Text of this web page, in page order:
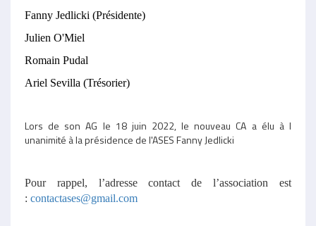
Fanny Jedlicki (Présidente)
Julien O'Miel
Romain Pudal
Ariel Sevilla (Trésorier)
Lors de son AG le 18 juin 2022, le nouveau CA a élu à l
unanimité à la présidence de l'ASES Fanny Jedlicki
Pour rappel, l’adresse contact de l’association est
: contactases@gmail.com